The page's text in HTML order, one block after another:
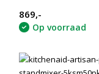
869,-
Op voorraad